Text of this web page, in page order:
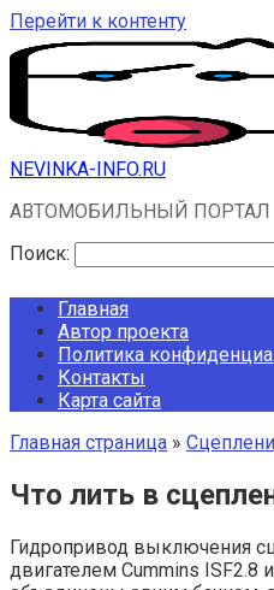
Перейти к контенту
NEVINKA-INFO.RU
АВТОМОБИЛЬНЫЙ ПОРТАЛ
Поиск:
Главная
Автор проекта
Политика
Контакты
Карта сайта
Главная страница »
Что лить в
Гидропривод выключения
двигателем Cummins ISF2.8